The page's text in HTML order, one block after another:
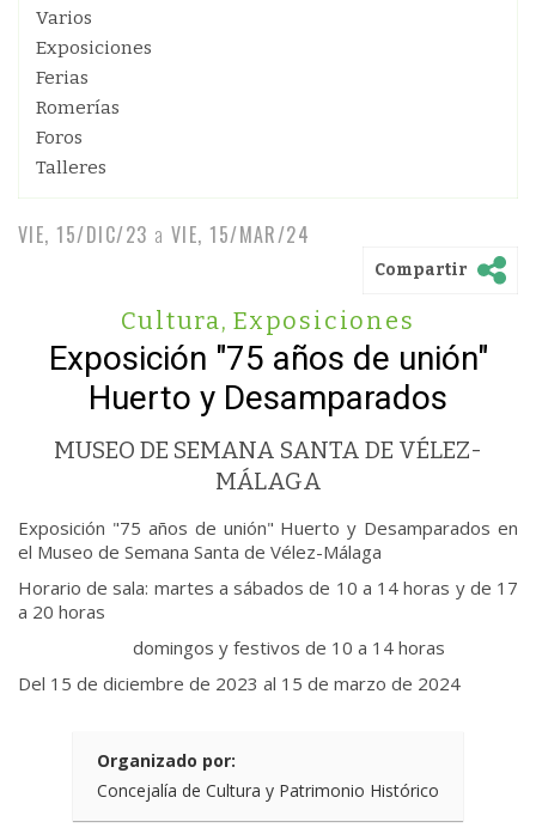
Varios
Exposiciones
Ferias
Romerías
Foros
Talleres
VIE, 15/DIC/23 a VIE, 15/MAR/24
Compartir
Cultura, Exposiciones
Exposición "75 años de unión"
Huerto y Desamparados
MUSEO DE SEMANA SANTA DE VÉLEZ-
MÁLAGA
Exposición "75 años de unión" Huerto y Desamparados en
el Museo de Semana Santa de Vélez-Málaga
Horario de sala: martes a sábados de 10 a 14 horas y de 17
a 20 horas
domingos y festivos de 10 a 14 horas
Del 15 de diciembre de 2023 al 15 de marzo de 2024
Organizado por:
Concejalía de Cultura y Patrimonio Histórico